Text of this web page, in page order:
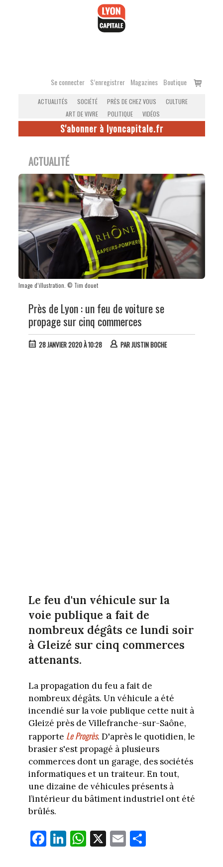
Se connecter S’enregistrer Magazines Boutique
Voir
ACTUALITÉS SOCIÉTÉ PRÈS DE CHEZ VOUS
CULTURE
ART DE VIVRE
POLITIQUE VIDÉOS
S'abonner à lyoncapitale.fr
ACTUALITÉ
Image d’illustration. © Tim douet
Près de Lyon : un feu de voiture se
propage sur cinq commerces
28 JANVIER 2020 À 10:28 PARJUSTIN BOCHE
Le feu d'un véhicule sur la
voie publique a fait de
nombreux dégâts ce lundi soir
à Gleizé sur cinq commerces
attenants.
La propagation du feu a fait de
nombreux dégâts. Un véhicule a été
incendié sur la voie publique cette nuit à
Gleizé près de Villefranche-sur-Saône,
rapporte Le Progrès. D'après le quotidien, le
brasier s'est propagé à plusieurs
commerces dont un garage, des sociétés
informatiques et un traiteur. En tout,
une dizaine de véhicules présents à
l’intérieur du bâtiment industriel ont été
brûlés.
Fa
ce
Li
nk
W
ha
X E
m
Pa